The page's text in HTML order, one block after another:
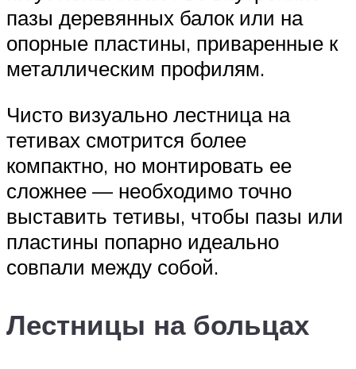
пазы деревянных балок или на
опорные пластины, приваренные к
металлическим профилям.
Чисто визуально лестница на
тетивах смотрится более
компактно, но монтировать ее
сложнее — необходимо точно
выставить тетивы, чтобы пазы или
пластины попарно идеально
совпали между собой.
Лестницы на больцах